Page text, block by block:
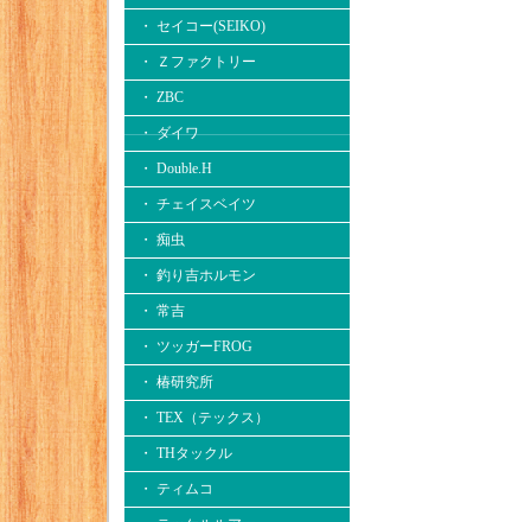
・ セイコー(SEIKO)
・ Ｚファクトリー
・ ZBC
・ ダイワ
・ Double.H
・ チェイスベイツ
・ 痴虫
・ 釣り吉ホルモン
・ 常吉
・ ツッガーFROG
・ 椿研究所
・ TEX（テックス）
・ THタックル
・ ティムコ